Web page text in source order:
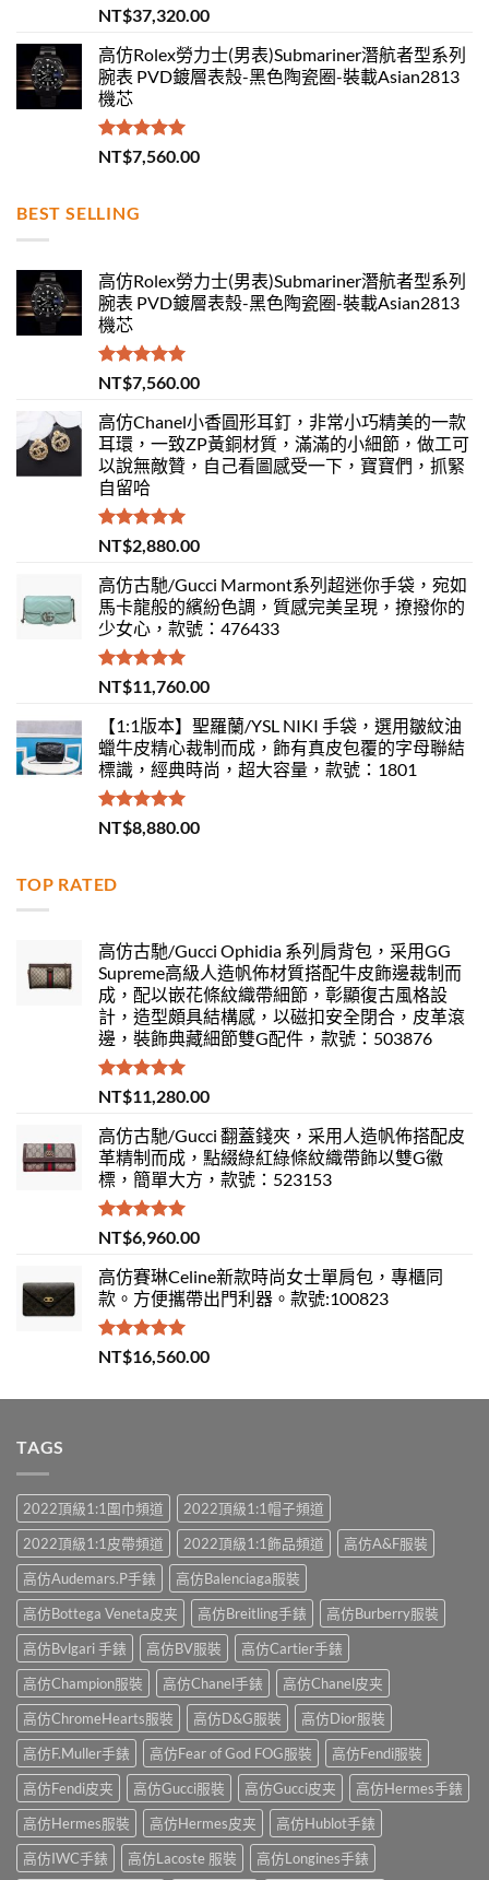
評分5.00
滿分 5
NT$37,320.00
高仿Rolex勞力士(男表)Submariner潛航者型系列
腕表 PVD鍍層表殼-黑色陶瓷圈-裝載Asian2813
機芯
評分 5.00
滿分 5
NT$7,560.00
BEST SELLING
高仿Rolex勞力士(男表)Submariner潛航者型系列
腕表 PVD鍍層表殼-黑色陶瓷圈-裝載Asian2813
機芯
評分 5.00
滿分 5
NT$7,560.00
高仿Chanel小香圓形耳釘，非常小巧精美的一款
耳環，一致ZP黃銅材質，滿滿的小細節，做工可
以說無敵贊，自己看圖感受一下，寶寶們，抓緊
自留哈
評分 5.00
滿分 5
NT$2,880.00
高仿古馳/Gucci Marmont系列超迷你手袋，宛如
馬卡龍般的繽紛色調，質感完美呈現，撩撥你的
少女心，款號：476433
評分5.00
滿分 5
NT$11,760.00
【1:1版本】聖羅蘭/YSL NIKI 手袋，選用皺紋油
蠟牛皮精心裁制而成，飾有真皮包覆的字母聯結
標識，經典時尚，超大容量，款號：1801
評分 5.00
滿分 5
NT$8,880.00
TOP RATED
高仿古馳/Gucci Ophidia 系列肩背包，采用GG
Supreme高級人造帆佈材質搭配牛皮飾邊裁制而
成，配以嵌花條紋織帶細節，彰顯復古風格設
計，造型頗具結構感，以磁扣安全閉合，皮革滾
邊，裝飾典藏細節雙G配件，款號：503876
評分5.00
滿分 5
NT$11,280.00
高仿古馳/Gucci 翻蓋錢夾，采用人造帆佈搭配皮
革精制而成，點綴綠紅綠條紋織帶飾以雙G徽
標，簡單大方，款號：523153
評分 5.00
滿分 5
NT$6,960.00
高仿賽琳Celine新款時尚女士單肩包，專櫃同
款。方便攜帶出門利器。款號:100823
評分5.00
滿分 5
NT$16,560.00
TAGS
2022頂級1:1圍巾頻道
2022頂級1:1帽子頻道
2022頂級1:1皮帶頻道
2022頂級1:1飾品頻道
高仿A&F服裝
高仿Audemars.P手錶
高仿Balenciaga服裝
高仿Bottega Veneta皮夹
高仿Breitling手錶
高仿Burberry服裝
高仿Bvlgari 手錶
高仿BV服裝
高仿Cartier手錶
高仿Champion服裝
高仿Chanel手錶
高仿Chanel皮夹
高仿ChromeHearts服裝
高仿D&G服裝
高仿Dior服裝
高仿F.Muller手錶
高仿Fear of God FOG服裝
高仿Fendi服裝
高仿Fendi皮夹
高仿Gucci服裝 高仿Gucci皮夹
高仿Hermes手錶
高仿Hermes服裝
高仿Hermes皮夹
高仿Hublot手錶
高仿IWC手錶
高仿Lacoste 服裝 高仿Longines手錶